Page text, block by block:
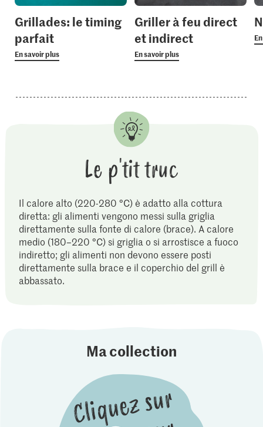
Grillades: le timing
parfait
En savoir plus
Griller à feu direct
et indirect
En savoir plus
Le p'tit truc
Il calore alto (220-280 °C) è adatto alla cottura
diretta: gli alimenti vengono messi sulla griglia
direttamente sulla fonte di calore (brace). A calore
medio (180–220 °C) si griglia o si arrostisce a fuoco
indiretto; gli alimenti non devono essere posti
direttamente sulla brace e il coperchio del grill è
abbassato.
Ma collection